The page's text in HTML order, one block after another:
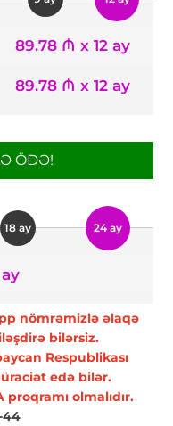
89.78 ₼ x 12 ay
89.78 ₼ x 12 ay
ÖDƏ!
18 ay 24 ay
nömrəmizlə əlaqə
bilərsiz.
Respublikası
edə bilər.
olmalıdır.
44